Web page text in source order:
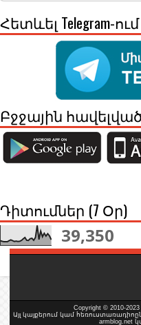
Հետևել Telegram-ում
Բջջային
Դիտումներ (7 Օր)
39,350
Copyright © 2010-2023
Այլ կայքերում կամ
armblog.net